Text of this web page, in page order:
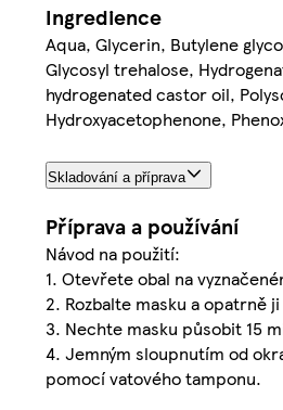
Ingredience
Aqua, Glycerin, Butylene
Glycosyl trehalose,
hydrogenated castor oil,
Hydroxyacetophenone,
Skladování a příprava
Příprava a používání
Návod na použití:
1. Otevřete obal na
2. Rozbalte masku a opatrně
3. Nechte masku působit 15
4. Jemným sloupnutím od
pomocí vatového tamponu.